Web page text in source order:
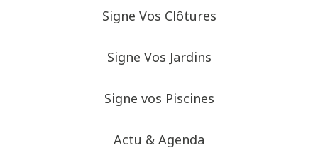
Signe Vos Clôtures
Signe Vos Jardins
Signe vos Piscines
Actu & Agenda